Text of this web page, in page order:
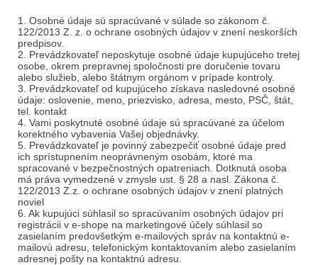
1. Osobné údaje sú spracúvané v súlade so zákonom č.
122/2013 Z. z. o ochrane osobných údajov v znení neskorších
predpisov.
2. Prevádzkovateľ neposkytuje osobné údaje kupujúceho tretej
osobe, okrem prepravnej spoločnosti pre doručenie tovaru
alebo služieb, alebo štátnym orgánom v prípade kontroly.
3. Prevádzkovateľ od kupujúceho získava nasledovné osobné
údaje: oslovenie, meno, priezvisko, adresa, mesto, PSČ, štát,
tel. kontakt
4. Vami poskytnuté osobné údaje sú spracúvané za účelom
korektného vybavenia Vašej objednávky.
5. Prevádzkovateľ je povinný zabezpečiť osobné údaje pred
ich sprístupnením neoprávneným osobám, ktoré ma
spracované v bezpečnostných opatreniach. Dotknutá osoba
má práva vymedzené v zmysle ust. § 28 a nasl. Zákona č.
122/2013 Z.z. o ochrane osobných údajov v znení platných
noviel
6. Ak kupujúci súhlasil so spracúvaním osobných údajov pri
registrácii v e-shope na marketingové účely súhlasil so
zasielaním predovšetkým e-mailových správ na kontaktnú e-
mailovú adresu, telefonickým kontaktovaním alebo zasielaním
adresnej pošty na kontaktnú adresu.